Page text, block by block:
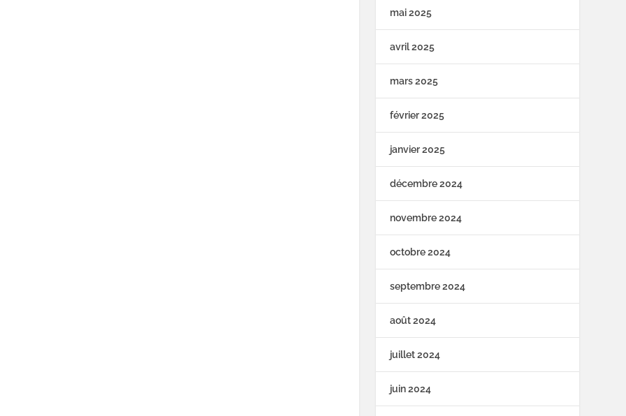
mai 2025
avril 2025
mars 2025
février 2025
janvier 2025
décembre 2024
novembre 2024
octobre 2024
septembre 2024
août 2024
juillet 2024
juin 2024